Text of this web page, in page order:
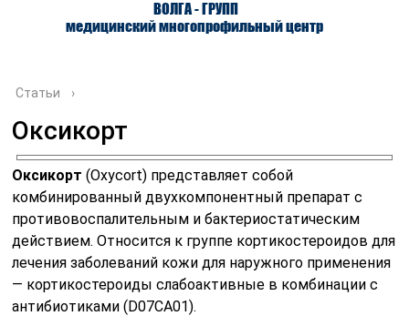
ВОЛГА - ГРУПП
медицинский многопрофильный центр
О ЦЕНТРЕ ВРАЧИ УСЛУГИ
Статьи ›
Оксикорт
Оксикорт (Oxycort) представляет собой
комбинированный двухкомпонентный препарат с
противовоспалительным и бактериостатическим
действием. Относится к группе кортикостероидов для
лечения заболеваний кожи для наружного применения
— кортикостероиды слабоактивные в комбинации с
антибиотиками (D07CA01).